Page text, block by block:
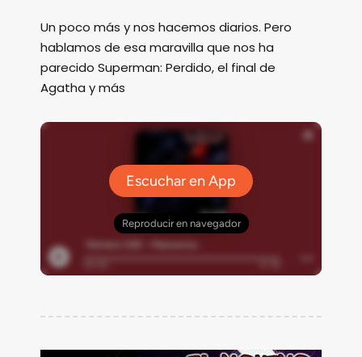
Un poco más y nos hacemos diarios. Pero
hablamos de esa maravilla que nos ha
parecido Superman: Perdido, el final de
Agatha y más